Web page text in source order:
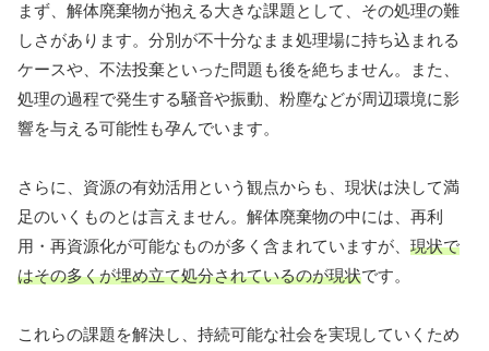
まず、解体廃棄物が抱える大きな課題として、その処理の難
しさがあります。分別が不十分なまま処理場に持ち込まれる
ケースや、不法投棄といった問題も後を絶ちません。また、
処理の過程で発生する騒音や振動、粉塵などが周辺環境に影
響を与える可能性も孕んでいます。
さらに、資源の有効活用という観点からも、現状は決して満
足のいくものとは言えません。解体廃棄物の中には、再利
用・再資源化が可能なものが多く含まれていますが、 現状で
はその多くが埋め立て処分されているのが現状です。
これらの課題を解決し、持続可能な社会を実現していくため